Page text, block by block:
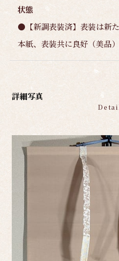
状態
●【新調表装済】表装は新た
本紙、表装共に良好（美品）
詳細写真